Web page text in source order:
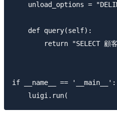
unload_options =
    def query(self):
return "SELECT 顧
if __name__ == '__main__':